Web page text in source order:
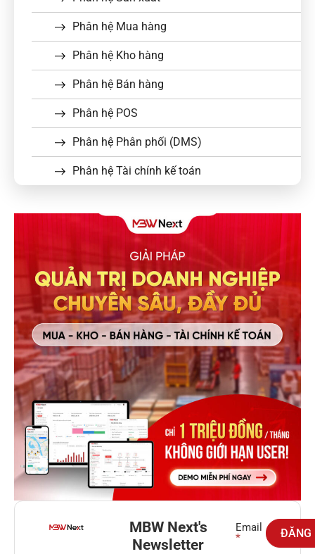
Phân hệ Mua hàng
Phân hệ Kho hàng
Phân hệ Bán hàng
Phân hệ POS
Phân hệ Phân phối (DMS)
Phân hệ Tài chính kế toán
MBW Next's
Newsletter
Newsletter
Email
*
ĐĂNG